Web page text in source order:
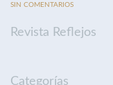
SIN COMENTARIOS
Revista Reflejos
Categorías